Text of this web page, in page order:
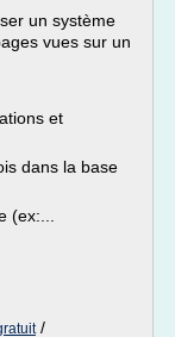
un système
vues sur un
et
dans la base
(ex:...
/